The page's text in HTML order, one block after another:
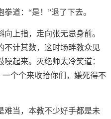
道：“是！”退了下去。
上指，走向张无忌身前。
不计其数，这时场畔教众见
起来。灭绝师太冷笑道：
个个来收拾你们，嫌死得不
难当，本教不少好手都是未